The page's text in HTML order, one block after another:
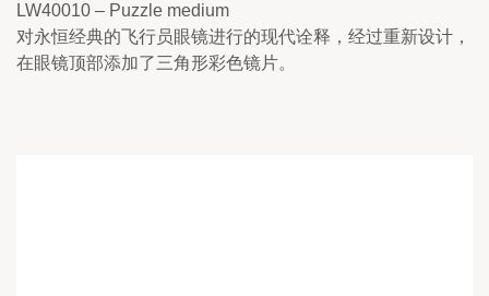
LW40010 – Puzzle medium
对永恒经典的飞行员眼镜进行的现代诠释，经过重新设计，
在眼镜顶部添加了三角形彩色镜片。